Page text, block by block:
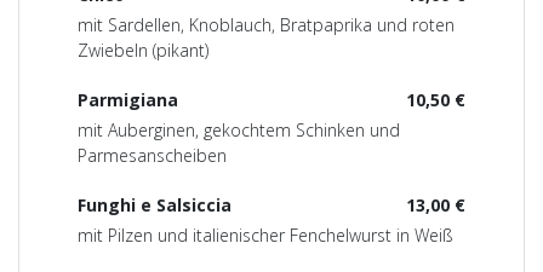
mit Sardellen, Knoblauch, Bratpaprika und roten
Zwiebeln (pikant)
10,50 €
Parmigiana
mit Auberginen, gekochtem Schinken und
Parmesanscheiben
13,00 €
Funghi e Salsiccia
mit Pilzen und italienischer Fenchelwurst in Weiß